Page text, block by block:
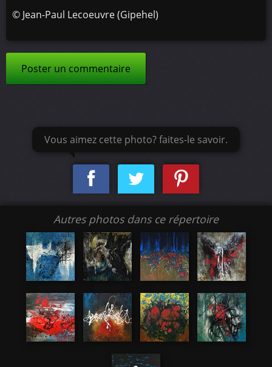
© Jean-Paul Lecoeuvre (Gipehel)
Poster un commentaire
Vous aimez cette photo? faites-le savoir.
Autres photos dans ce répertoire